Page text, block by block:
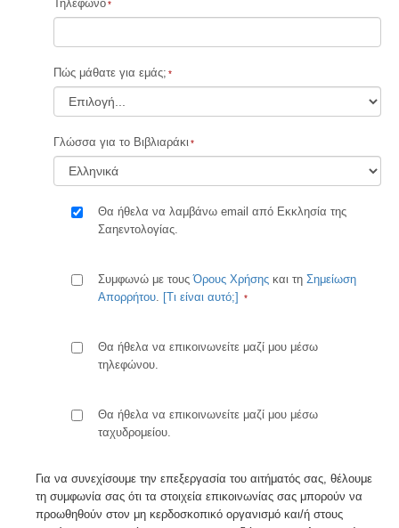
Τηλέφωνο
Πώς μάθατε για εμάς;
Γλώσσα για το Βιβλιαράκι
Θα ήθελα να λαμβάνω email από Εκκλησία της
Σαηεντολογίας.
Συμφωνώ με τουςΌρους Χρήσης και τη Σημείωση
Απορρήτου. [Τι είναι αυτό;]
Θα ήθελα να επικοινωνείτε μαζί μου μέσω
τηλεφώνου.
Θα ήθελα να επικοινωνείτε μαζί μου μέσω
ταχυδρομείου.
Για να συνεχίσουμε την επεξεργασία του αιτήματός σας, θέλουμε
τη συμφωνία σας ότι τα στοιχεία επικοινωνίας σας μπορούν να
προωθηθούν στον μη κερδοσκοπικό οργανισμό και/ή στους